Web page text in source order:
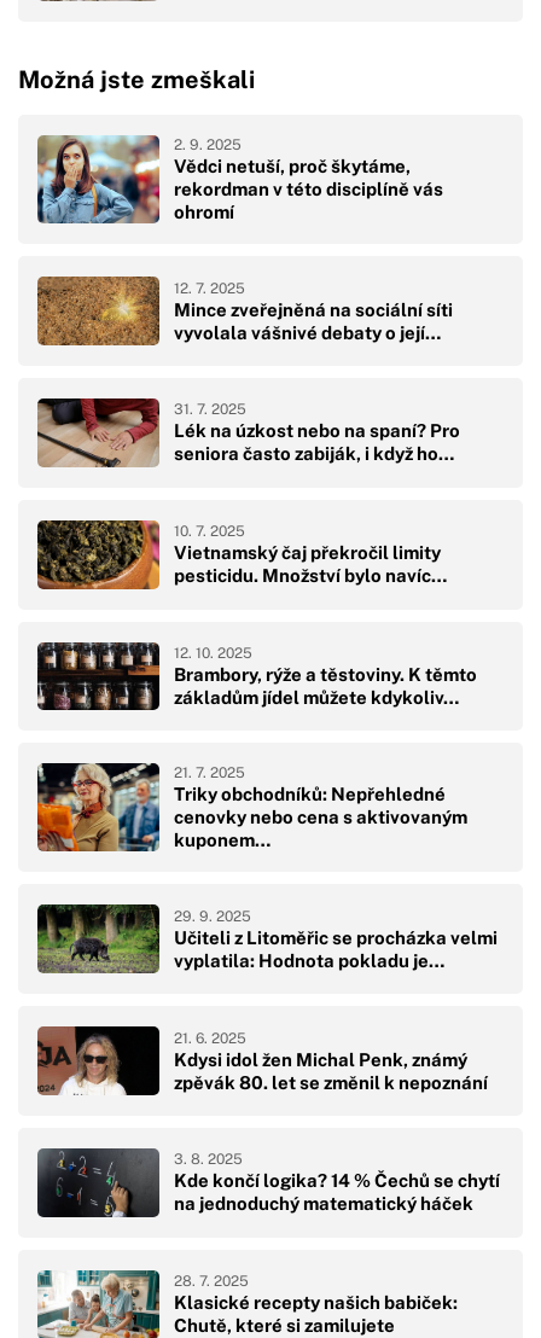
Možná jste zmeškali
Vědci netuší, proč škytáme,
rekordman v této disciplíně vás
ohromí
2. 9. 2025
Mince zveřejněná na sociální síti
vyvolala vášnivé debaty o její…
12. 7. 2025
Lék na úzkost nebo na spaní? Pro
seniora často zabiják, i když ho…
31. 7. 2025
Vietnamský čaj překročil limity
pesticidu. Množství bylo navíc…
10. 7. 2025
Brambory, rýže a těstoviny. K těmto
základům jídel můžete kdykoliv…
12. 10. 2025
Triky obchodníků: Nepřehledné
cenovky nebo cena s aktivovaným
kuponem…
21. 7. 2025
Učiteli z Litoměřic se procházka velmi
vyplatila: Hodnota pokladu je…
29. 9. 2025
Kdysi idol žen Michal Penk, známý
zpěvák 80. let se změnil k nepoznání
21. 6. 2025
Kde končí logika? 14 % Čechů se chytí
na jednoduchý matematický háček
3. 8. 2025
Klasické recepty našich babiček:
Chutě, které si zamilujete
28. 7. 2025